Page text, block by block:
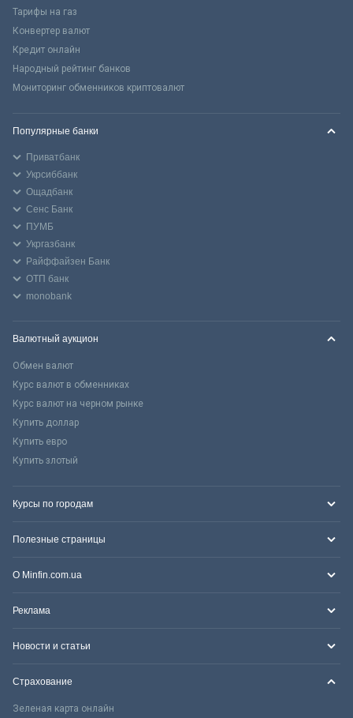
Тарифы на газ
Конвертер валют
Кредит онлайн
Народный рейтинг банков
Мониторинг обменников криптовалют
Популярные банки
Приватбанк
Укрсиббанк
Ощадбанк
Сенс Банк
ПУМБ
Укргазбанк
Райффайзен Банк
ОТП банк
monobank
Валютный аукцион
Обмен валют
Курс валют в обменниках
Курс валют на черном рынке
Купить доллар
Купить евро
Купить злотый
Курсы по городам
Полезные страницы
О Minfin.com.ua
Реклама
Новости и статьи
Страхование
Зеленая карта онлайн